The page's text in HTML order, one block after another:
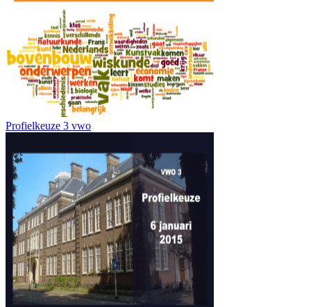
Profielkeuze 3 vwo